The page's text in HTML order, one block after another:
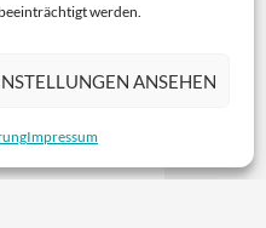
werden.
ANSEHEN
Impressum